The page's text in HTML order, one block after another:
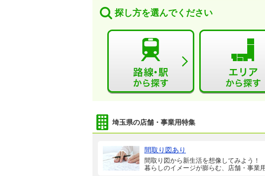
探し方を選んでください
埼玉県の店舗・事業用特集
間取り図あり
間取り図から新生活を想像してみよう！
暮らしのイメージが膨らむ、店舗・事業